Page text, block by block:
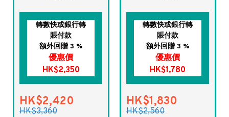
轉數快或銀行轉
賬付款
額外回贈 3 %
優惠價
HK$2,350
HK$2,420
HK$3,360
轉數快或銀行轉
賬付款
額外回贈 3 %
優惠價
HK$1,780
HK$1,830
HK$2,560